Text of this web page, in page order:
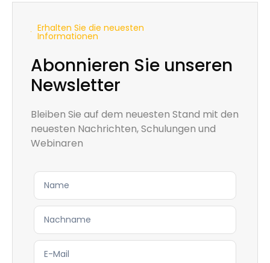
Erhalten Sie die neuesten
Informationen
Abonnieren Sie unseren
Newsletter
Bleiben Sie auf dem neuesten Stand mit den
neuesten Nachrichten, Schulungen und
Webinaren